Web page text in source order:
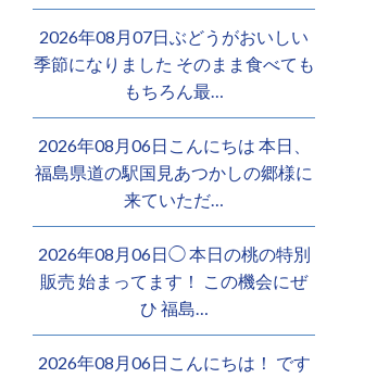
2026年08月07日ぶどうがおいしい
季節になりました そのまま食べても
もちろん最…
2026年08月06日こんにちは 本日、
福島県道の駅国見あつかしの郷様に
来ていただ…
2026年08月06日◯ 本日の桃の特別
販売 始まってます！ この機会にぜ
ひ 福島…
2026年08月06日こんにちは！ です